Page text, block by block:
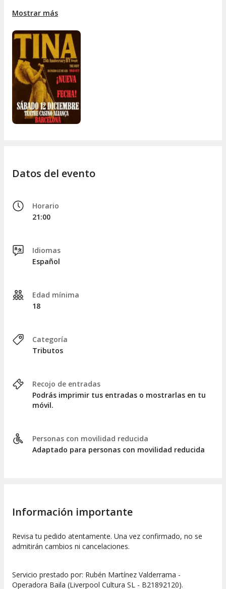
encantarán. ¡Hazte con tus entradas y déjate llevar por el
Mostrar más
Datos del evento
Horario
21:00
Idiomas
Español
Edad mínima
18
Categoría
Tributos
Recojo de entradas
Podrás imprimir tus entradas o mostrarlas en tu
móvil.
Personas con movilidad reducida
Adaptado para personas con movilidad reducida
Información importante
Revisa tu pedido atentamente. Una vez confirmado, no se
admitirán cambios ni cancelaciones.
Servicio prestado por: Rubén Martínez Valderrama -
Operadora Baila (Liverpool Cultura SL - B21892120).